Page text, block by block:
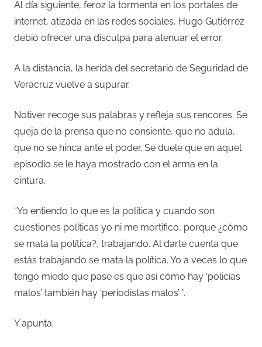
Al día siguiente, feroz la tormenta en los portales de
internet, atizada en las redes sociales, Hugo Gutiérrez
debió ofrecer una disculpa para atenuar el error.
A la distancia, la herida del secretario de Seguridad de
Veracruz vuelve a supurar.
Notiver recoge sus palabras y refleja sus rencores. Se
queja de la prensa que no consiente, que no adula,
que no se hinca ante el poder. Se duele que en aquel
episodio se le haya mostrado con el arma en la
cintura.
“Yo entiendo lo que es la política y cuando son
cuestiones políticas yo ni me mortifico, porque ¿cómo
se mata la política?, trabajando. Al darte cuenta que
estás trabajando se mata la política. Yo a veces lo que
tengo miedo que pase es que así cómo hay ‘policías
malos’ también hay ‘periodistas malos’ ”.
Y apunta: